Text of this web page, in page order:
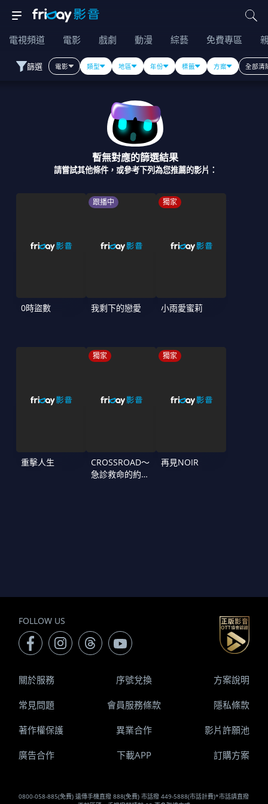
電視頻道 電影 戲劇 動漫 綜藝 免費專區
篩選 電影 類型 地區 年份 標籤 方案 全部清
暫無對應的篩選結果
請嘗試其他條件，或參考下列為您推薦的影片：
0時盜數
跟播中
我剩下的戀愛
獨家
小雨愛蜜莉
重擊人生
獨家
CROSSROAD～
急診救命的約定
獨家
再見NOIR
FOLLOW US
0800-058-885(免費) 遠傳手機直撥 888(免費) 市話撥 449-5888(市話計費)*市話請直撥
關於服務 序號兌換 方案說明
常見問題 會員服務條款 隱私條款
著作權保護 異業合作 影片許願池
廣告合作 下載APP 訂購方案